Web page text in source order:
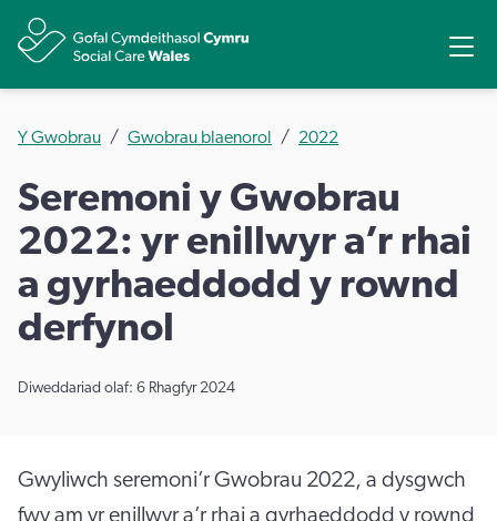
Y Gwobrau Gwobrau blaenorol 2022
Seremoni y Gwobrau
2022: yr enillwyr a’r rhai
a gyrhaeddodd y rownd
derfynol
Diweddariad olaf: 6 Rhagfyr 2024
Gwyliwch seremoni’r Gwobrau 2022, a dysgwch
fwy am yr enillwyr a’r rhai a gyrhaeddodd y rownd